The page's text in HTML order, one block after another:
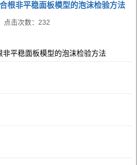
根非平稳面板模型的泡沫检验方法
点击次数： 232
非平稳面板模型的泡沫检验方法